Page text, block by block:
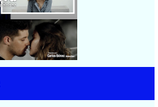
🟢 Sai Losada | ¨Desnuda¨ |
Directora: Day García |
Videoclip | Música Urbana